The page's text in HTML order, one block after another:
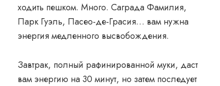
ходить пешком. Много. Саграда Фамилия,
Парк Гуэль, Пасео-де-Грасия… вам нужна
энергия медленного высвобождения.
Завтрак, полный рафинированной муки, даст
вам энергию на 30 минут, но затем последует